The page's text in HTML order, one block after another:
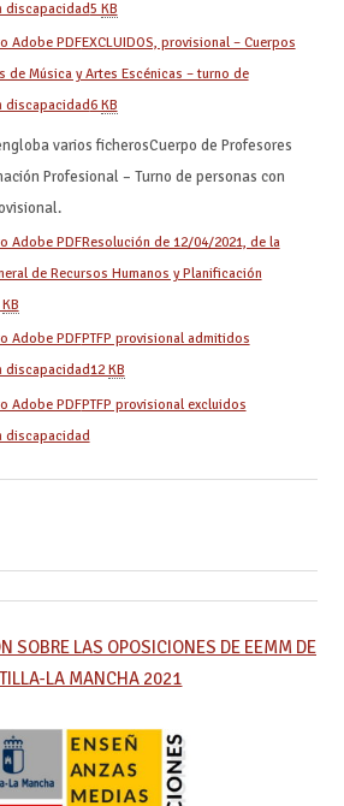
discapacidad5 KB
EXCLUIDOS, provisional – Cuerpos
de Música y Artes Escénicas – turno de
discapacidad6 KB
Cuerpo de Profesores
Profesional – Turno de personas con
Resolución de 12/04/2021, de la
de Recursos Humanos y Planificación
KB
PTFP provisional admitidos
discapacidad12 KB
PTFP provisional excluidos
discapacidad
SOBRE LAS OPOSICIONES DE EEMM DE
LA MANCHA 2021